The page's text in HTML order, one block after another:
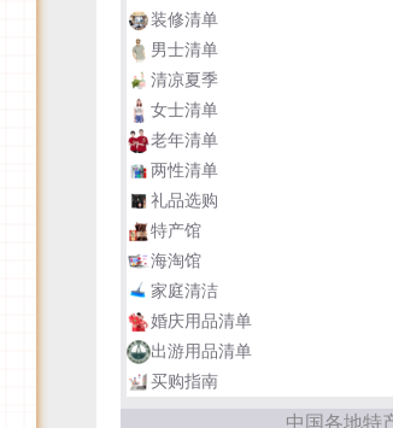
装修清单
男士清单
清凉夏季
女士清单
老年清单
两性清单
礼品选购
特产馆
海淘馆
家庭清洁
婚庆用品清单
出游用品清单
买购指南
中国各地特